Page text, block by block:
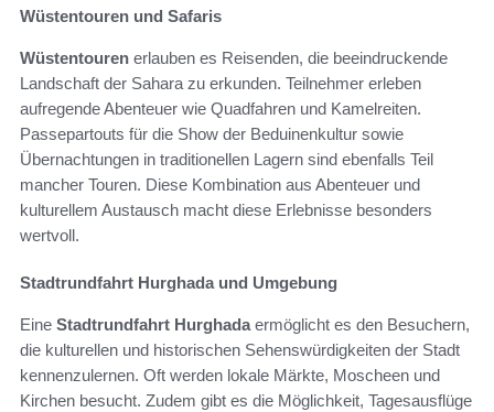
Wüstentouren und Safaris
Wüstentouren erlauben es Reisenden, die beeindruckende
Landschaft der Sahara zu erkunden. Teilnehmer erleben
aufregende Abenteuer wie Quadfahren und Kamelreiten.
Passepartouts für die Show der Beduinenkultur sowie
Übernachtungen in traditionellen Lagern sind ebenfalls Teil
mancher Touren. Diese Kombination aus Abenteuer und
kulturellem Austausch macht diese Erlebnisse besonders
wertvoll.
Stadtrundfahrt Hurghada und Umgebung
Eine Stadtrundfahrt Hurghadaermöglicht es den Besuchern,
die kulturellen und historischen Sehenswürdigkeiten der Stadt
kennenzulernen. Oft werden lokale Märkte, Moscheen und
Kirchen besucht. Zudem gibt es die Möglichkeit, Tagesausflüge